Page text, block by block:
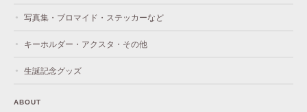
写真集・ブロマイド・ステッカーなど
キーホルダー・アクスタ・その他
生誕記念グッズ
ABOUT